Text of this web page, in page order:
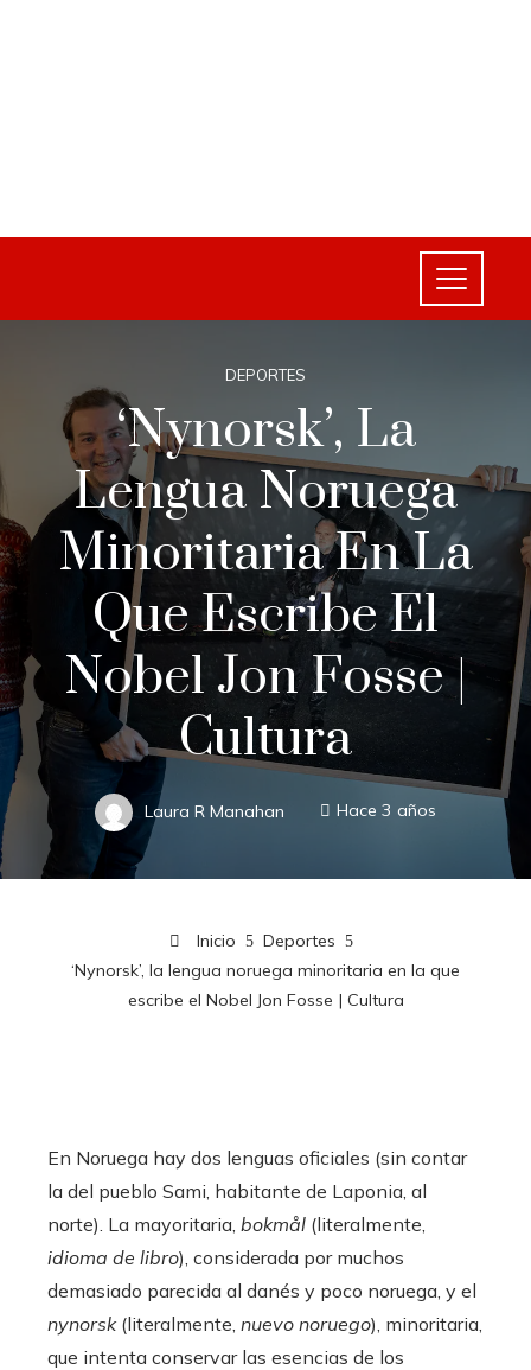
DEPORTES
‘Nynorsk’, La
Lengua Noruega
Minoritaria En La
Que Escribe El
Nobel Jon Fosse |
Cultura
Laura R Manahan Hace 3 años
Inicio
Deportes
‘Nynorsk’, la lengua noruega minoritaria en la que
escribe el Nobel Jon Fosse | Cultura
En Noruega hay dos lenguas oficiales (sin contar
la del pueblo Sami, habitante de Laponia, al
norte). La mayoritaria, bokmål (literalmente,
idioma de libro), considerada por muchos
demasiado parecida al danés y poco noruega, y el
nynorsk (literalmente, nuevo noruego), minoritaria,
que intenta conservar las esencias de los